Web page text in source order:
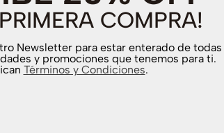
COMPRA!
Newsletter para estar enterado de todas
y promociones que tenemos para ti.
Términos y Condiciones.